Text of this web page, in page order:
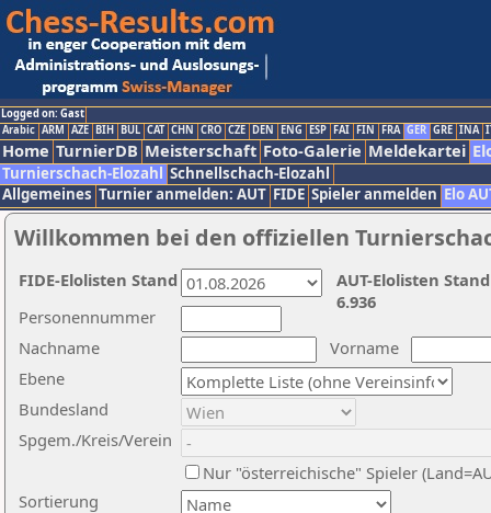
Logged on: Gast
Arabic ARM AZE BIH BUL CAT CHN CRO CZE DEN ENG ESP FAI FIN FRA GER GRE INA
Home TurnierDB Meisterschaft Foto-Galerie Meldekartei
Turnierschach-Elozahl Schnellschach-Elozahl
Allgemeines Turnier anmelden: AUT FIDE Spieler anmelden Elo
Willkommen bei den offiziellen
Nachname
Vorname
Ebene
Sortierung
Personennummer
Bundesland
Spgem./Kreis/Verein
Nur "österreichische" Spieler
AUT-Elolisten
6.936
FIDE-Elolisten Stand